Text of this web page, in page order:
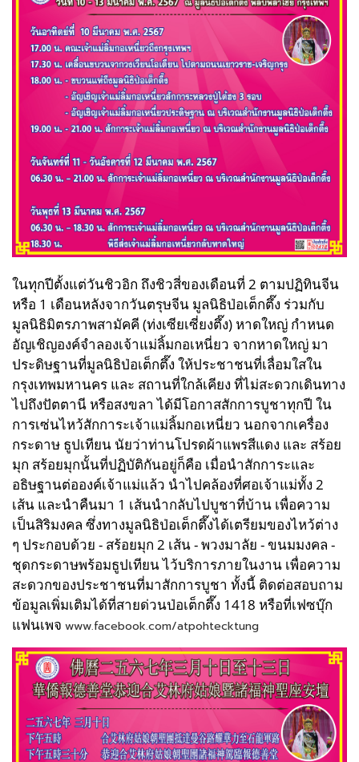
ในทุกปีตั้งแต่วันชิวอิก ถึงชิวสี่ของเดือนที่ 2 ตามปฏิทินจีน
หรือ 1 เดือนหลังจากวันตรุษจีน มูลนิธิป่อเต็กตึ๊ง ร่วมกับ
มูลนิธิมิตรภาพสามัคคี (ท่งเซียเซี่ยงตึ๊ง) หาดใหญ่ กำหนด
อัญเชิญองค์จำลองเจ้าแม่ลิ้มกอเหนี่ยว จากหาดใหญ่ มา
ประดิษฐานที่มูลนิธิป่อเต็กตึ๊ง ให้ประชาชนที่เลื่อมใสใน
กรุงเทพมหานคร และ สถานที่ใกล้เคียง ที่ไม่สะดวกเดินทาง
ไปถึงปัตตานี หรือสงขลา ได้มีโอกาสสักการบูชาทุกปี ใน
การเซ่นไหว้สักการะเจ้าแม่ลิ้มกอเหนี่ยว นอกจากเครื่อง
กระดาษ ธูปเทียน นัยว่าท่านโปรดผ้าแพรสีแดง และ สร้อย
มุก สร้อยมุกนั้นที่ปฏิบัติกันอยู่ก็คือ เมื่อนำสักการะและ
อธิษฐานต่อองค์เจ้าแม่แล้ว นำไปคล้องที่ศอเจ้าแม่ทั้ง 2
เส้น และนำคืนมา 1 เส้นนำกลับไปบูชาที่บ้าน เพื่อความ
เป็นสิริมงคล ซึ่งทางมูลนิธิป่อเต็กตึ๊งได้เตรียมของไหว้ต่าง
ๆ ประกอบด้วย - สร้อยมุก 2 เส้น - พวงมาลัย - ขนมมงคล -
ชุดกระดาษพร้อมธูปเทียน ไว้บริการภายในงาน เพื่อความ
สะดวกของประชาชนที่มาสักการบูชา ทั้งนี้ ติดต่อสอบถาม
ข้อมูลเพิ่มเติมได้ที่สายด่วนป่อเต็กตึ๊ง 1418 หรือที่เฟซบุ๊ก
แฟนเพจ www.facebook.com/atpohtecktung